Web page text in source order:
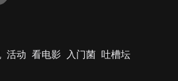
活动 看电影 入门菌 吐槽坛